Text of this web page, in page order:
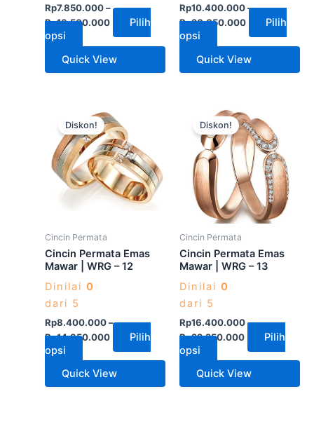
Rp7.850.000–
Rp13.500.000
Pilih
opsi
Quick View
Rp10.400.000–
Rp20.050.000
Pilih
opsi
Quick View
Diskon!
Cincin Permata
Cincin Permata Emas
Mawar | WRG – 12
Dinilai 0
dari 5
Rp8.400.000–
Rp14.350.000
Pilih
opsi
Produk
ini
memiliki
beberapa
varian.
Pilihan
di
Quick View
Diskon!
Cincin Permata
Cincin Permata Emas
Mawar | WRG – 13
Dinilai 0
dari 5
Rp16.400.000–
Rp22.250.000
Pilih
opsi
Produk
ini
memiliki
beberapa
varian.
Pilihan
ini
di
Quick View